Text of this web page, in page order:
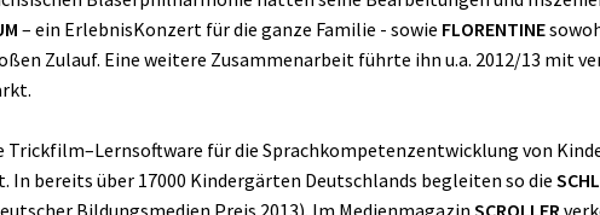
– ein ErlebnisKonzert für die ganze Familie - sowie FLORENTINE
Zulauf. Eine weitere Zusammenarbeit führte ihn u.a. 2012/13 mit
Trickfilm–Lernsoftware für die Sprachkompetenzentwicklung von
bereits über 17000 Kindergärten Deutschlands begleiten so die